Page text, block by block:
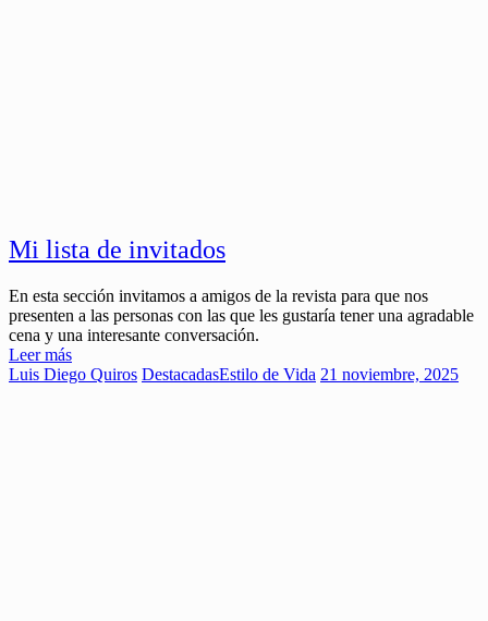
Mi lista de invitados
En esta sección invitamos a amigos de la revista para que nos
presenten a las personas con las que les gustaría tener una agradable
cena y una interesante conversación.
Leer más
Luis Diego Quiros DestacadasEstilo de Vida 21 noviembre, 2025